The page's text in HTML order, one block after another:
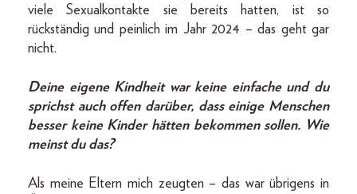
viele Sexualkontakte sie bereits hatten, ist so
rückständig und peinlich im Jahr 2024 – das geht gar
nicht.
Deine eigene Kindheit war keine einfache und du
sprichst auch offen darüber, dass einige Menschen
besser keine Kinder hätten bekommen sollen. Wie
meinst du das?
Als meine Eltern mich zeugten – das war übrigens in